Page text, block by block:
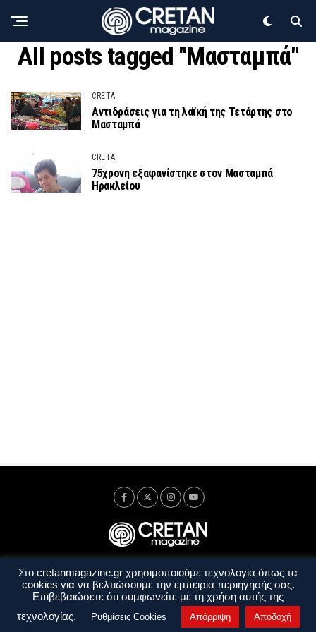
All posts tagged "Μασταμπά"
CRETA
Αντιδράσεις για τη λαϊκή της Τετάρτης στο
Μασταμπά
CRETA
75χρονη εξαφανίστηκε στον Μασταμπά
Ηρακλείου
Ταυτότητα Πολιτική Απορρήτου
Όροι Χρήσης
Όροι και Προϋποθέσεις
Στο cretanmagazine.gr χρησιμοποιούμε τεχνολογία όπως τα
cookies για να βελτιώσουμε την εμπειρία περιήγησής σας.
Επιβεβαιώσετε ότι συμφωνείτε με τη χρήση αυτής της
τεχνολογίας.
Ρυθμίσεις Cookies Απόρριψη Αποδοχή